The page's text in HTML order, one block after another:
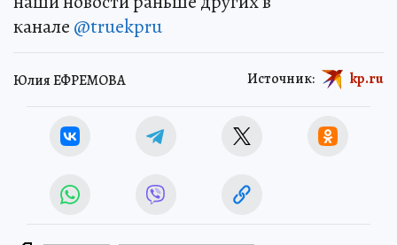
канале @truekpru
Юлия ЕФРЕМОВА Источник: kp.ru